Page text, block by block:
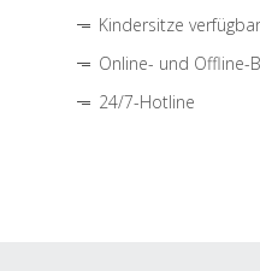
Kindersitze
Online- und Offline-
24/7-Hotline